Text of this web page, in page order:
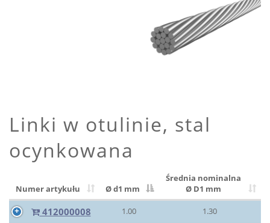
Linki w otulinie, stal
ocynkowana
Numer artykułu Ø d1 mm
Średnia nominalna
Ø D1 mm
412000008 1.00 1.30